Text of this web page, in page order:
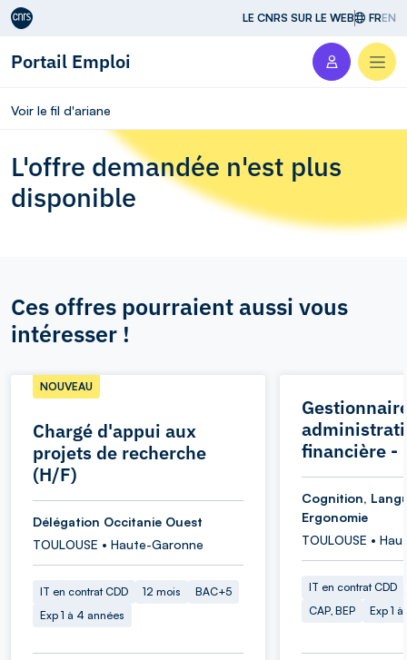
Aller au contenu LE CNRS SUR LE WEB FREN
Portail Emploi
Voir le fil d'ariane
L'offre demandée n'est plus
disponible
Ces offres pourraient aussi vous
intéresser !
Chargé d'appui aux
projets de recherche
(H/F)
NOUVEAU
Délégation Occitanie Ouest
TOULOUSE • Haute-Garonne
IT en contrat CDD 12 mois
BAC+5
Exp 1 à 4 années
financière -
Cognition,
Ergonomie
TOULOUSE •
IT en contrat CDD
CAP, BEP
Exp 1